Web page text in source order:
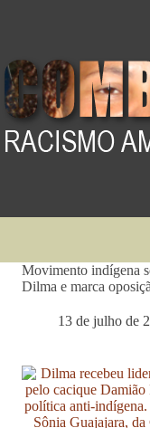
Movimento indígena
Dilma e marca
13 de julho de